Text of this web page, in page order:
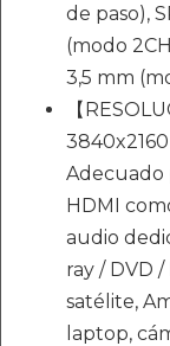
de paso),
(modo
3,5 mm
【
Adecuado
HDMI
audio
ray / DVD
satélite,
laptop,